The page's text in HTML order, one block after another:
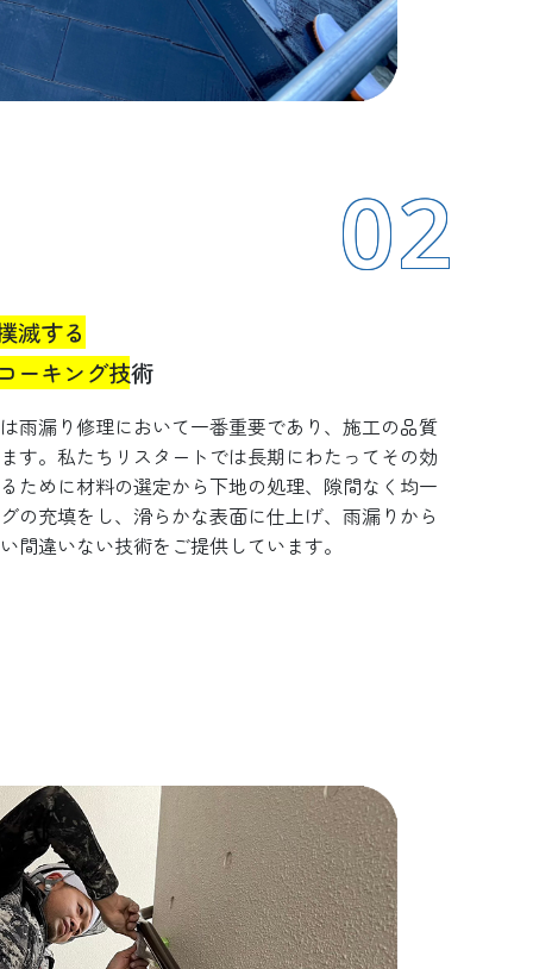
02
滅する
ーキング技術
雨漏り修理において一番重要であり、施工の品質
す。私たちリスタートでは長期にわたってその効
ために材料の選定から下地の処理、隙間なく均一
の充填をし、滑らかな表面に仕上げ、雨漏りから
間違いない技術をご提供しています。